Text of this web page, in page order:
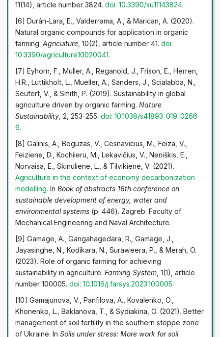
11(14), article number 3824.doi: 10.3390/su11143824.
[6] Durán-Lara, E., Valderrama, A., & Marican, A. (2020).
Natural organic compounds for application in organic
farming.Agriculture , 10(2), article number 41.doi:
10.3390/agriculture10020041.
[7] Eyhorn, F., Muller, A., Reganold, J., Frison, E., Herren,
H.R., Luttikholt, L., Mueller, A., Sanders, J., Scialabba, N.,
Seufert, V., & Smith, P. (2019). Sustainability in global
agriculture driven by organic farming.Nature
Sustainability , 2, 253-255.doi: 10.1038/s41893-019-0266-
6.
[8] Galinis, A., Boguzas, V., Cesnavicius, M., Feiza, V.,
Feiziene, D., Kochiieru, M., Lekavičius, V., Neniškis, E.,
Norvaisa, E., Skinuliene, L., & Tilvikiene, V. (2021).
Agriculture in the context of economy decarbonization
modelling. InBook of abstracts 16th conference on
sustainable development of energy, water and
environmental systems (p. 446). Zagreb: Faculty of
Mechanical Engineering and Naval Architecture.
[9] Gamage, A., Gangahagedara, R., Gamage, J.,
Jayasinghe, N., Kodikara, N., Suraweera, P., & Merah, O.
(2023). Role of organic farming for achieving
sustainability in agriculture.Farming System , 1(1), article
number 100005.doi: 10.1016/j.farsys.2023.100005.
[10] Gamajunova, V., Panfilova, A., Kovalenko, O.,
Khonenko, L., Baklanova, T., & Sydiakina, O. (2021). Better
management of soil fertility in the southern steppe zone
of Ukraine. InSoils under stress: More work for soil